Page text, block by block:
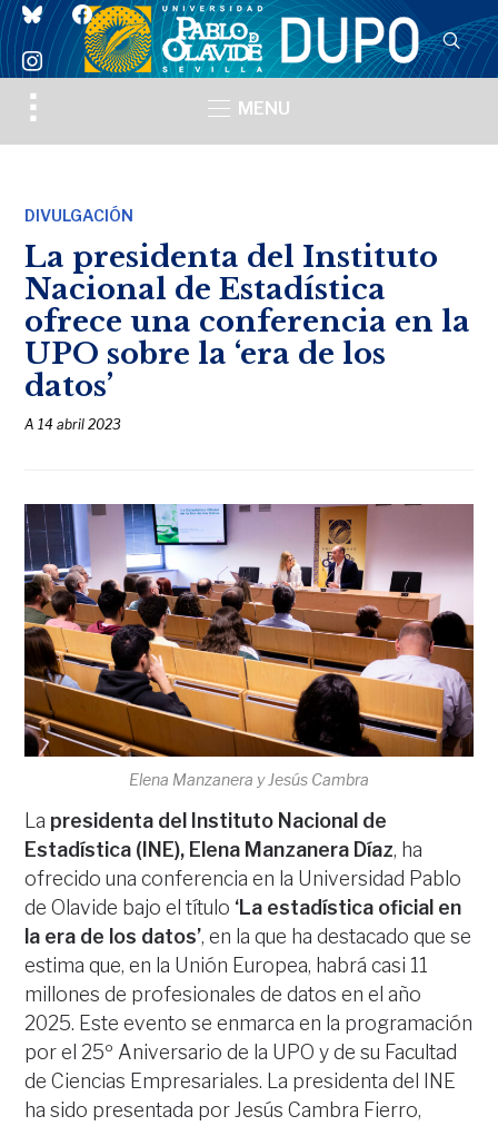
blueskyfacebook
instagram
Toggle
sidebar
MENU
DIVULGACIÓN
La presidenta del Instituto
Nacional de Estadística
ofrece una conferencia en la
UPO sobre la ‘era de los
datos’
A14 abril 2023
Elena Manzanera y Jesús Cambra
La presidenta del Instituto Nacional de
Estadística (INE), Elena Manzanera Díaz, ha
ofrecido una conferencia en la Universidad Pablo
de Olavide bajo el título ‘La estadística oficial en
la era de los datos’, en la que ha destacado que se
estima que, en la Unión Europea, habrá casi 11
millones de profesionales de datos en el año
2025. Este evento se enmarca en la programación
por el 25º Aniversario de la UPO y de su Facultad
de Ciencias Empresariales. La presidenta del INE
ha sido presentada por Jesús Cambra Fierro,